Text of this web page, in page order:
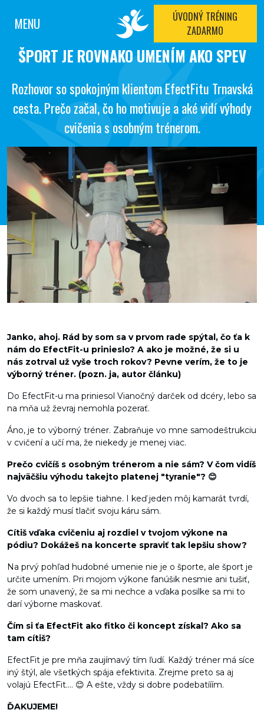
MENU
ÚVODNÝ TRÉNING
ZADARMO
ŠPORT JE ROVNAKO UMENÍM AKO SPEV
Rozhovor so spokojným klientom EfectFitu Trnavská
cesta. Prečo začal, čo ho motivuje a aké vidí výhody
cvičenia s osobným trénerom.
Janko, ahoj. Rád by som sa v prvom rade spýtal, čo ťa k
nám do EfectFit-u prinieslo? A ako je možné, že si u
nás zotrval už vyše troch rokov? Pevne verím, že to je
výborný tréner. (pozn. ja, autor článku)
Do EfectFit-u ma priniesol Vianočný darček od dcéry, lebo sa
na mňa už ževraj nemohla pozerať.
Áno, je to výborný tréner. Zabraňuje vo mne samodeštrukciu
v cvičení a učí ma, že niekedy je menej viac.
Prečo cvičíš s osobným trénerom a nie sám? V čom vidíš
najväčšiu výhodu takejto platenej "tyranie"? 😊
Vo dvoch sa to lepšie tiahne. I keď jeden môj kamarát tvrdí,
že si každý musí tlačiť svoju káru sám.
Cítiš vďaka cvičeniu aj rozdiel v tvojom výkone na
pódiu? Dokážeš na koncerte spraviť tak lepšiu show?
Na prvý pohľad hudobné umenie nie je o športe, ale šport je
určite umením. Pri mojom výkone fanúšik nesmie ani tušiť,
že som unavený, že sa mi nechce a vďaka posilke sa mi to
darí výborne maskovať.
Čím si ťa EfectFit ako fitko či koncept získal? Ako sa
tam cítiš?
EfectFit je pre mňa zaujímavý tím ľudí. Každý tréner má síce
iný štýl, ale všetkých spája efektivita. Zrejme preto sa aj
volajú EfectFit.... 😊 A ešte, vždy si dobre podebatííím.
ĎAKUJEME!